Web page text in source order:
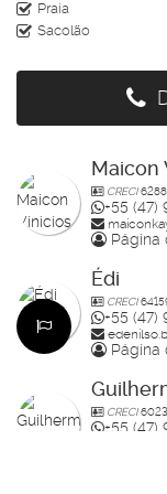
Praia
Sacolão
Maicon
CRECI
+55 (47)
Página
Édi
CRECI
+55 (47)
Página
CRECI
+55 (47)